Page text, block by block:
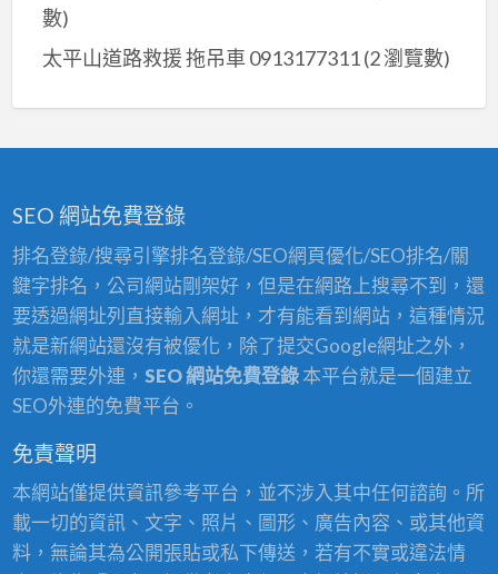
數)
太平山道路救援 拖吊車 0913177311(2 瀏覽數)
SEO 網站免費登錄
排名登錄/搜尋引擎排名登錄/SEO網頁優化/SEO排名/關
鍵字排名，公司網站剛架好，但是在網路上搜尋不到，還
要透過網址列直接輸入網址，才有能看到網站，這種情況
就是新網站還沒有被優化，除了提交Google網址之外，
你還需要外連， SEO 網站免費登錄本平台就是一個建立
SEO外連的免費平台。
免責聲明
本網站僅提供資訊參考平台，並不涉入其中任何諮詢。所
載一切的資訊、文字、照片、圖形、廣告內容、或其他資
料，無論其為公開張貼或私下傳送，若有不實或違法情